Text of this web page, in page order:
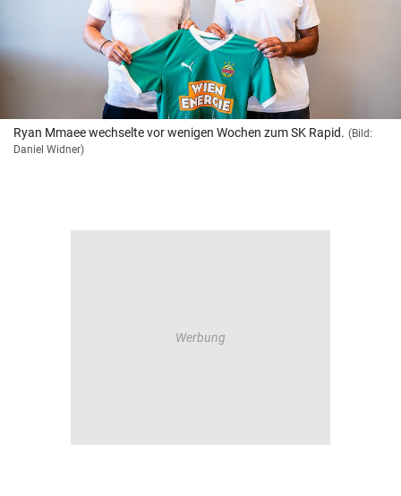
Ryan Mmaee wechselte vor wenigen Wochen zum SK Rapid. (Bild:
Daniel Widner)